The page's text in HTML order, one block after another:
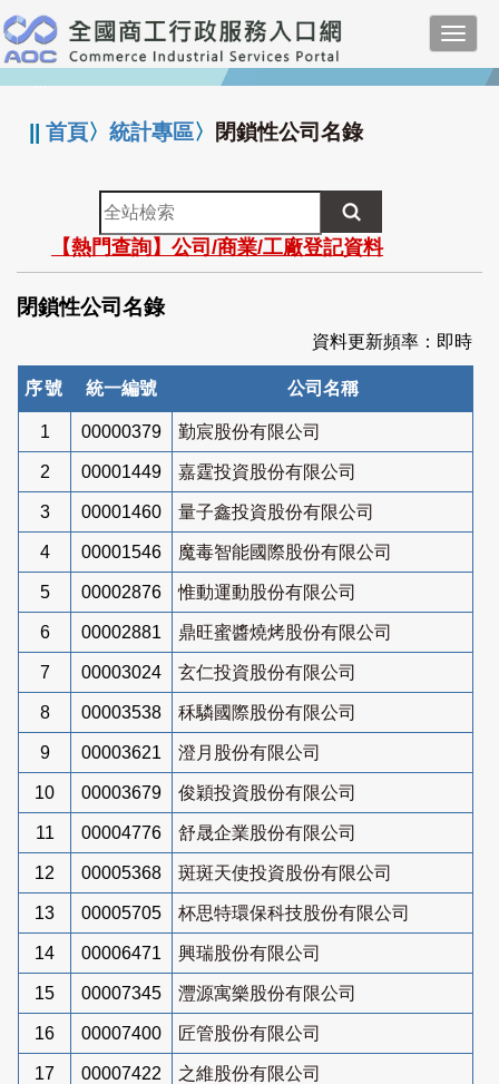
跳
到
主
要
:::
||首頁〉統計專區〉 閉鎖性公司名錄
全
站
檢
索
【熱門查詢】公司/商業/工廠登記資料
閉鎖性公司名錄
資料更新頻率：即時
序號 統一編號 公司名稱
1 00000379 勤宸股份有限公司
2 00001449 嘉霆投資股份有限公司
3 00001460 量子鑫投資股份有限公司
4 00001546 魔毒智能國際股份有限公司
5 00002876 惟動運動股份有限公司
6 00002881 鼎旺蜜醬燒烤股份有限公司
7 00003024 玄仁投資股份有限公司
8 00003538 秝驎國際股份有限公司
9 00003621 澄月股份有限公司
10 00003679 俊穎投資股份有限公司
11 00004776 舒晟企業股份有限公司
12 00005368 斑斑天使投資股份有限公司
13 00005705 杯思特環保科技股份有限公司
14 00006471 興瑞股份有限公司
15 00007345 灃源寓樂股份有限公司
16 00007400 匠管股份有限公司
17 00007422 之維股份有限公司